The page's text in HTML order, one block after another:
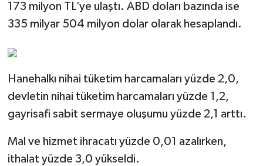
173 milyon TL’ye ulaştı. ABD doları bazında ise
335 milyar 504 milyon dolar olarak hesaplandı.
Hanehalkı nihai tüketim harcamaları yüzde 2,0,
devletin nihai tüketim harcamaları yüzde 1,2,
gayrisafi sabit sermaye oluşumu yüzde 2,1 arttı.
Mal ve hizmet ihracatı yüzde 0,01 azalırken,
ithalat yüzde 3,0 yükseldi.